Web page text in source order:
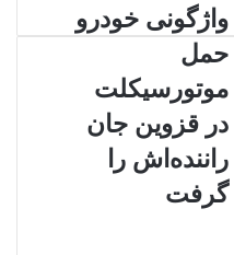
واژگونی
خودرو
حمل
موتورسیکلت
قزوین
جان
راننده‌اش
را
واژگونی خودرو
حمل
موتورسیکلت
در قزوین جان
راننده‌اش را
گرفت